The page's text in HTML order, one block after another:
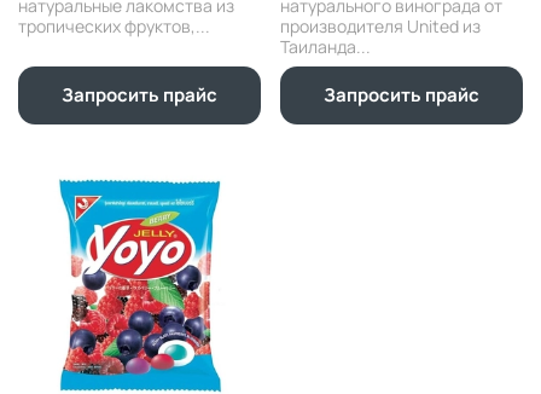
натуральные лакомства из
тропических фруктов,...
Запросить прайс
натурального винограда от
производителя United из
Таиланда...
Запросить прайс